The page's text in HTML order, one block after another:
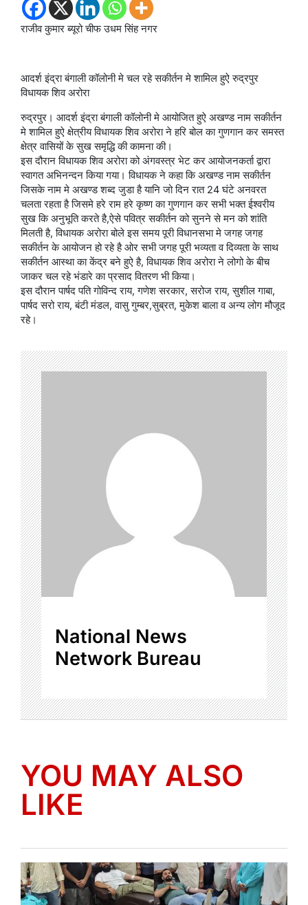
राजीव कुमार ब्यूरो चीफ उधम सिंह नगर
आदर्श इंद्रा बंगाली कॉलोनी मे चल रहे सकीर्तन मे शामिल हुऐ रुद्रपुर
विधायक शिव अरोरा
रुद्रपुर। आदर्श इंद्रा बंगाली कॉलोनी मे आयोजित हुऐ अखण्ड नाम सकीर्तन
मे शामिल हुऐ क्षेत्रीय विधायक शिव अरोरा ने हरि बोल का गुणगान कर समस्त
क्षेत्र वासियों के सुख समृद्धि की कामना की।
इस दौरान विधायक शिव अरोरा को अंगवस्त्र भेट कर आयोजनकर्ता द्वारा
स्वागत अभिनन्दन किया गया। विधायक ने कहा कि अखण्ड नाम सकीर्तन
जिसके नाम मे अखण्ड शब्द जुडा है यानि जो दिन रात 24 घंटे अनवरत
चलता रहता है जिसमे हरे राम हरे कृष्ण का गुणगान कर सभी भक्त ईश्वरीय
सुख कि अनुभूति करते है,ऐसे पवित्र सकीर्तन को सुनने से मन को शांति
मिलती है, विधायक अरोरा बोले इस समय पूरी विधानसभा मे जगह जगह
सकीर्तन के आयोजन हो रहे है ओर सभी जगह पूरी भव्यता व दिव्यता के साथ
सकीर्तन आस्था का केंद्र बने हुऐ है, विधायक शिव अरोरा ने लोगो के बीच
जाकर चल रहे भंडारे का प्रसाद वितरण भी किया।
इस दौरान पार्षद पति गोविन्द राय, गणेश सरकार, सरोज राय, सुशील गाबा,
पार्षद सरो राय, बंटी मंडल, वासु गुम्बर,सुब्रत, मुकेश बाला व अन्य लोग मौजूद
रहे।
National News
Network Bureau
YOU MAY ALSO
LIKE